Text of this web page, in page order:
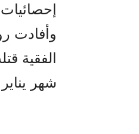
إحصائيات
وأفادت
الفقیة
شهر يناير